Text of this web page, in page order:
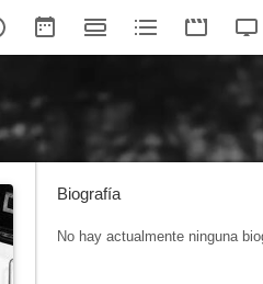
Biografía
No hay actualmente ninguna